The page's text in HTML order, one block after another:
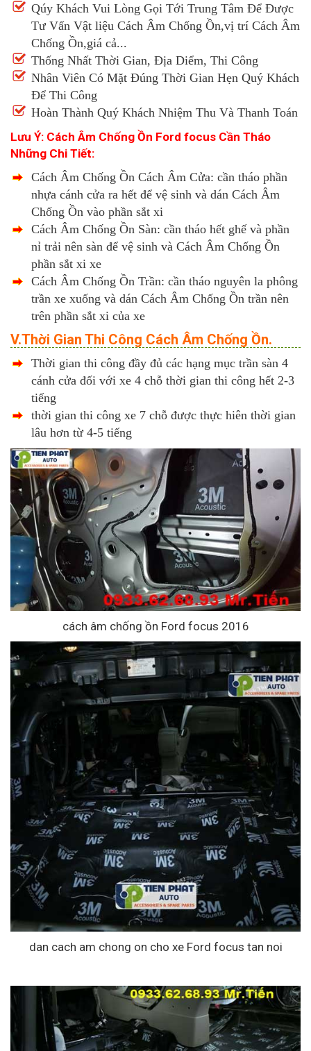
Qúy Khách Vui Lòng Gọi Tới Trung Tâm Để Được
Tư Vấn Vật liệu Cách Âm Chống Ồn,vị trí Cách Âm
Chống Ồn,giá cả...
Thống Nhất Thời Gian, Địa Diểm, Thi Công
Nhân Viên Có Mặt Đúng Thời Gian Hẹn Quý Khách
Để Thi Công
Hoàn Thành Quý Khách Nhiệm Thu Và Thanh Toán
Lưu Ý: Cách Âm Chống Ồn Ford focus Cần Tháo
Những Chi Tiết:
Cách Âm Chống Ồn Cách Âm Cửa: cần tháo phần
nhựa cánh cửa ra hết để vệ sinh và dán Cách Âm
Chống Ồn vào phần sắt xi
Cách Âm Chống Ồn Sàn: cần tháo hết ghế và phần
nỉ trải nên sàn để vệ sinh và Cách Âm Chống Ồn
phần sắt xi xe
Cách Âm Chống Ồn Trần: cần tháo nguyên la phông
trần xe xuống và dán Cách Âm Chống Ồn trần nên
trên phần sắt xi của xe
V.Thời Gian Thi Công Cách Âm Chống Ồn.
Thời gian thi công đầy đủ các hạng mục trần sàn 4
cánh cửa đối với xe 4 chỗ thời gian thi công hết 2-3
tiếng
thời gian thi công xe 7 chỗ được thực hiên thời gian
lâu hơn từ 4-5 tiếng
cách âm chống ồn Ford focus 2016
dan cach am chong on cho xe Ford focus tan noi